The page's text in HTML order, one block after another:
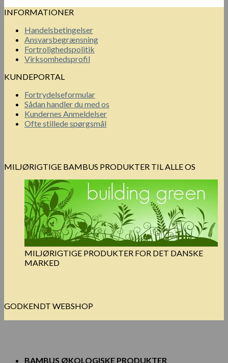
INFORMATIONER
Handelsbetingelser
Ansvarsbegrænsning
Fortrolighedspolitik
Virksomhedsprofil
KUNDEPORTAL
Fortrydelseformular
Sådan handler du med os
Kundernes Anmeldelser
Ofte stillede spørgsmål
MILJØRIGTIGE BAMBUS PRODUKTER TIL ALLE OS
MILJØRIGTIGE PRODUKTER FOR DET DANSKE
MARKED
GODKENDT WEBSHOP
BAMBUS ØKOLOGISKE PRODUKTER